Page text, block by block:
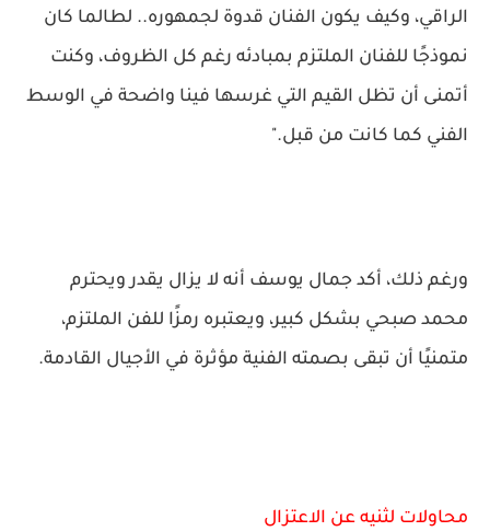
الراقي، وكيف يكون الفنان قدوة لجمهوره.. لطالما كان
نموذجًا للفنان الملتزم بمبادئه رغم كل الظروف، وكنت
أتمنى أن تظل القيم التي غرسها فينا واضحة في الوسط
الفني كما كانت من قبل."
ورغم ذلك، أكد جمال يوسف أنه لا يزال يقدر ويحترم
محمد صبحي بشكل كبير، ويعتبره رمزًا للفن الملتزم،
متمنيًا أن تبقى بصمته الفنية مؤثرة في الأجيال القادمة.
محاولات لثنيه عن الاعتزال